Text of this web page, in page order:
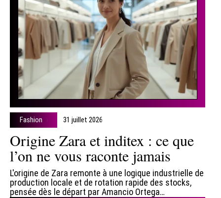
Fashion 31 juillet 2026
Origine Zara et inditex : ce que
l’on ne vous raconte jamais
L'origine de Zara remonte à une logique industrielle de
production locale et de rotation rapide des stocks,
pensée dès le départ par Amancio Ortega…